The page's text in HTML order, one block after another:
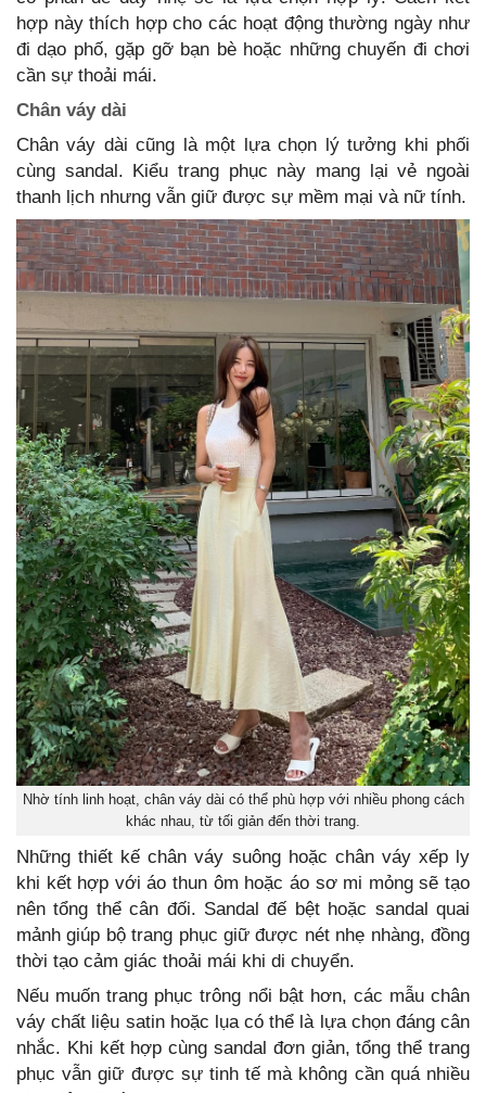
hợp này thích hợp cho các hoạt động thường ngày như
đi dạo phố, gặp gỡ bạn bè hoặc những chuyến đi chơi
cần sự thoải mái.
Chân váy dài
Chân váy dài cũng là một lựa chọn lý tưởng khi phối
cùng sandal. Kiểu trang phục này mang lại vẻ ngoài
thanh lịch nhưng vẫn giữ được sự mềm mại và nữ tính.
Nhờ tính linh hoạt, chân váy dài có thể phù hợp với nhiều phong cách
khác nhau, từ tối giản đến thời trang.
Những thiết kế chân váy suông hoặc chân váy xếp ly
khi kết hợp với áo thun ôm hoặc áo sơ mi mỏng sẽ tạo
nên tổng thể cân đối. Sandal đế bệt hoặc sandal quai
mảnh giúp bộ trang phục giữ được nét nhẹ nhàng, đồng
thời tạo cảm giác thoải mái khi di chuyển.
Nếu muốn trang phục trông nổi bật hơn, các mẫu chân
váy chất liệu satin hoặc lụa có thể là lựa chọn đáng cân
nhắc. Khi kết hợp cùng sandal đơn giản, tổng thể trang
phục vẫn giữ được sự tinh tế mà không cần quá nhiều